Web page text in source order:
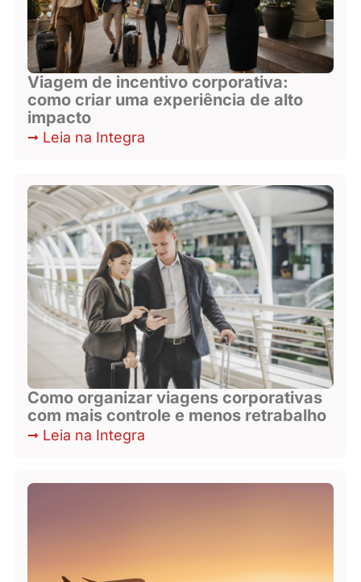
Viagem de incentivo corporativa:
como criar uma experiência de alto
impacto
Leia na Integra
Como organizar viagens corporativas
com mais controle e menos retrabalho
Leia na Integra